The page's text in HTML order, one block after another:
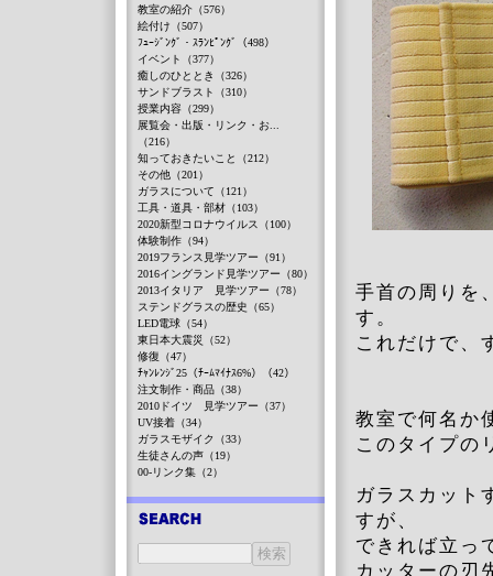
手首の周りを
す。
これだけで、
教室で何名か
このタイプの
ガラスカット
すが、
できれば立っ
カッターの刃
教室の紹介（576）
絵付け（507）
ﾌｭｰｼﾞﾝｸﾞ・ｽﾗﾝﾋﾟﾝｸﾞ（498）
イベント（377）
癒しのひととき（326）
サンドブラスト（310）
授業内容（299）
展覧会・出版・リンク・お...
（216）
知っておきたいこと（212）
その他（201）
ガラスについて（121）
工具・道具・部材（103）
2020新型コロナウイルス（100）
体験制作（94）
2019フランス見学ツアー（91）
2016イングランド見学ツアー（80）
2013イタリア 見学ツアー（78）
ステンドグラスの歴史（65）
LED電球（54）
東日本大震災（52）
修復（47）
ﾁｬﾝﾚﾝｼﾞ25（ﾁｰﾑﾏｲﾅｽ6%）（42）
注文制作・商品（38）
2010ドイツ 見学ツアー（37）
UV接着（34）
ガラスモザイク（33）
生徒さんの声（19）
00-リンク集（2）